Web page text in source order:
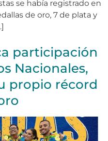
se había registrado en
de oro, 7 de plata y
participación
Nacionales,
propio récord